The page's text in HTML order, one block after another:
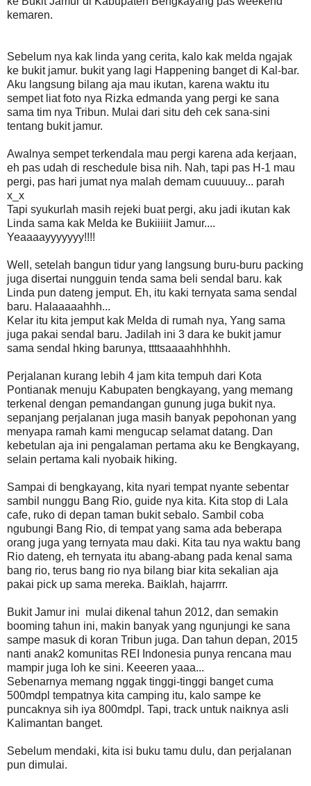
kemaren.
Sebelum nya kak linda yang cerita, kalo kak melda ngajak
ke bukit jamur. bukit yang lagi Happening banget di Kal-bar.
Aku langsung bilang aja mau ikutan, karena waktu itu
sempet liat foto nya Rizka edmanda yang pergi ke sana
sama tim nya Tribun. Mulai dari situ deh cek sana-sini
tentang bukit jamur.
Awalnya sempet terkendala mau pergi karena ada kerjaan,
eh pas udah di reschedule bisa nih. Nah, tapi pas H-1 mau
pergi, pas hari jumat nya malah demam cuuuuuy... parah
x_x
Tapi syukurlah masih rejeki buat pergi, aku jadi ikutan kak
Linda sama kak Melda ke Bukiiiiit Jamur....
Yeaaaayyyyyyy!!!!
Well, setelah bangun tidur yang langsung buru-buru packing
juga disertai nungguin tenda sama beli sendal baru. kak
Linda pun dateng jemput. Eh, itu kaki ternyata sama sendal
baru. Halaaaaahhh...
Kelar itu kita jemput kak Melda di rumah nya, Yang sama
juga pakai sendal baru. Jadilah ini 3 dara ke bukit jamur
sama sendal hking barunya, ttttsaaaahhhhhh.
Perjalanan kurang lebih 4 jam kita tempuh dari Kota
Pontianak menuju Kabupaten bengkayang, yang memang
terkenal dengan pemandangan gunung juga bukit nya.
sepanjang perjalanan juga masih banyak pepohonan yang
menyapa ramah kami mengucap selamat datang. Dan
kebetulan aja ini pengalaman pertama aku ke Bengkayang,
selain pertama kali nyobaik hiking.
Sampai di bengkayang, kita nyari tempat nyante sebentar
sambil nunggu Bang Rio, guide nya kita. Kita stop di Lala
cafe, ruko di depan taman bukit sebalo. Sambil coba
ngubungi Bang Rio, di tempat yang sama ada beberapa
orang juga yang ternyata mau daki. Kita tau nya waktu bang
Rio dateng, eh ternyata itu abang-abang pada kenal sama
bang rio, terus bang rio nya bilang biar kita sekalian aja
pakai pick up sama mereka. Baiklah, hajarrrr.
Bukit Jamur ini mulai dikenal tahun 2012, dan semakin
booming tahun ini, makin banyak yang ngunjungi ke sana
sampe masuk di koran Tribun juga. Dan tahun depan, 2015
nanti anak2 komunitas REI Indonesia punya rencana mau
mampir juga loh ke sini. Keeeren yaaa...
Sebenarnya memang nggak tinggi-tinggi banget cuma
500mdpl tempatnya kita camping itu, kalo sampe ke
puncaknya sih iya 800mdpl. Tapi, track untuk naiknya asli
Kalimantan banget.
Sebelum mendaki, kita isi buku tamu dulu, dan perjalanan
pun dimulai.